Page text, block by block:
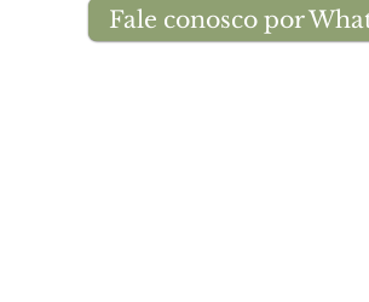
Fale conosco por